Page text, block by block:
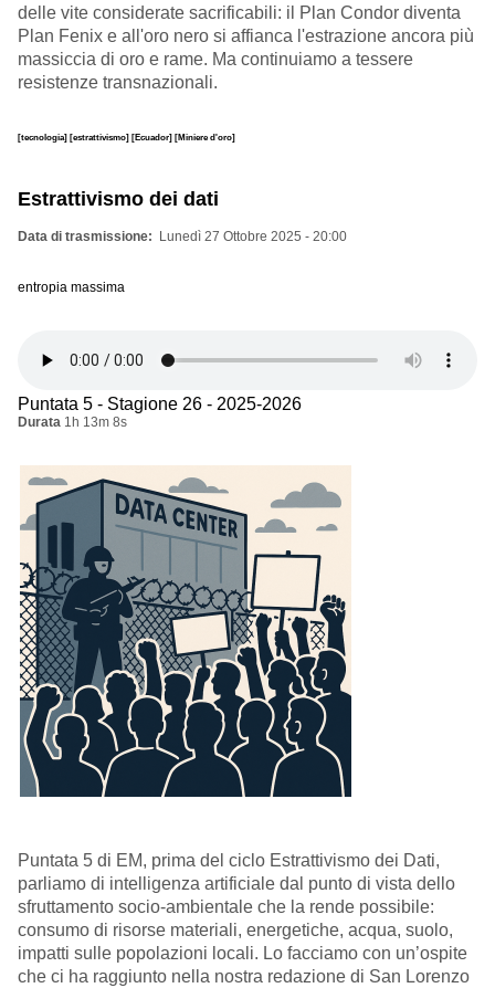
delle vite considerate sacrificabili: il Plan Condor diventa
Plan Fenix e all'oro nero si affianca l'estrazione ancora più
massiccia di oro e rame. Ma continuiamo a tessere
resistenze transnazionali.
[tecnologia] [estrattivismo] [Ecuador] [Miniere d'oro]
Estrattivismo dei dati
Data di trasmissione Lunedì 27 Ottobre 2025 - 20:00
entropia massima
Puntata 5 - Stagione 26 - 2025-2026
Durata 1h 13m 8s
Puntata 5 di EM, prima del ciclo Estrattivismo dei Dati,
parliamo di intelligenza artificiale dal punto di vista dello
sfruttamento socio-ambientale che la rende possibile:
consumo di risorse materiali, energetiche, acqua, suolo,
impatti sulle popolazioni locali. Lo facciamo con un’ospite
che ci ha raggiunto nella nostra redazione di San Lorenzo